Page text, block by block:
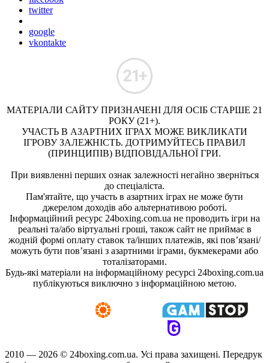
twitter
google
vkontakte
МАТЕРІАЛИ САЙТУ ПРИЗНАЧЕНІ ДЛЯ ОСІБ СТАРШЕ 21
РОКУ (21+).
УЧАСТЬ В АЗАРТНИХ ІГРАХ МОЖЕ ВИКЛИКАТИ
ІГРОВУ ЗАЛЕЖНІСТЬ. ДОТРИМУЙТЕСЬ ПРАВИЛ
(ПРИНЦИПІВ) ВІДПОВІДАЛЬНОЇ ГРИ.
При виявленні перших ознак залежності негайно зверніться
до спеціаліста.
Пам'ятайте, що участь в азартних іграх не може бути
джерелом доходів або альтернативою роботі.
Інформаційний ресурс 24boxing.com.ua не проводить ігри на
реальні та/або віртуальні гроші, також сайт не приймає в
жодній формі оплату ставок та/інших платежів, які пов’язані/
можуть бути пов’язані з азартними іграми, букмекерами або
тоталізаторами.
Будь-які матеріали на інформаційному ресурсі 24boxing.com.ua
публікуються виключно з інформаційною метою.
2010 — 2026 © 24boxing.com.ua. Усi права захищенi. Передрук